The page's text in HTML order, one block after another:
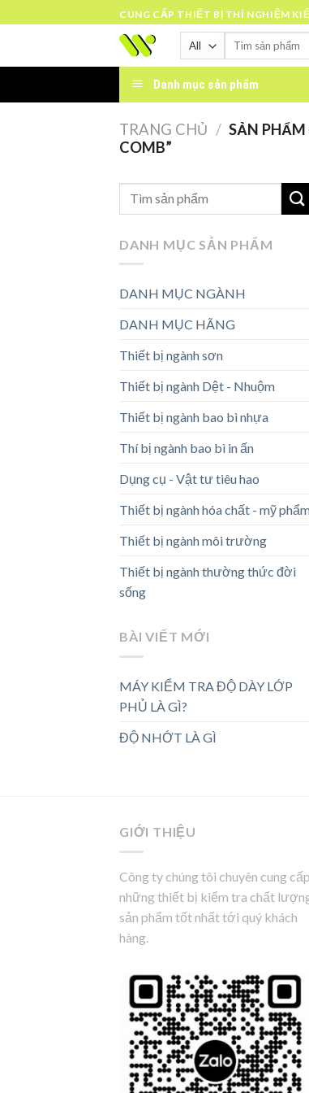
to
CUNG CẤP THIẾT BỊ THÍ NGHIỆM
Tìm
Danh mục sản phẩm
TRANG CHỦ / SẢN
COMB”
DANH MỤC SẢN PHẨM
DANH MỤC NGÀNH
DANH MỤC HÃNG
Thiết bị ngành sơn
Thiết bị ngành Dệt - Nhuộm
Thiết bị ngành bao bì nhựa
Thí bị ngành bao bì in ấn
Dụng cụ - Vật tư tiêu hao
Thiết bị ngành hóa chất - mỹ
Thiết bị ngành môi trường
Thiết bị ngành thường thức đời
sống
BÀI VIẾT MỚI
MÁY KIỂM TRA ĐỘ DÀY LỚP
PHỦ LÀ GÌ?
ĐỘ NHỚT LÀ GÌ
GIỚI THIỆU
Công ty chúng tôi chuyên cung cấp
những thiết bị kiểm tra chất
sản phẩm tốt nhất tới quý khách
hàng.